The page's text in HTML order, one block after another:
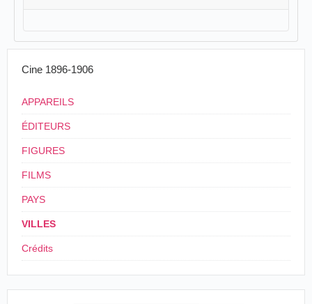
Cine 1896-1906
APPAREILS
ÉDITEURS
FIGURES
FILMS
PAYS
VILLES
Crédits